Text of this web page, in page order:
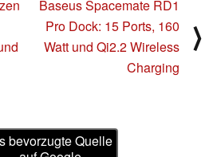
Baseus Spacemate RD1
Pro Dock: 15 Ports, 160
Watt und Qi2.2 Wireless
Charging
⟩
bevorzugte Quelle